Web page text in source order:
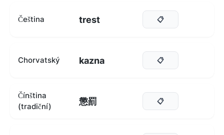
Čeština trest 📋
Chorvatský kazna 📋
Čínština
(tradiční)
懲罰 📋